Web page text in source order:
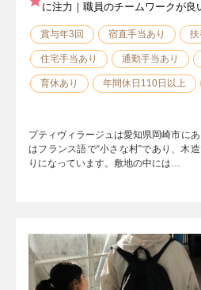
に注力｜職員のチームワークが良
賞与年3回 宿直手当あり 扶
住宅手当あり 通勤手当あり
育休あり 年間休日110日以上
プティヴィラージュは愛知県岡崎市に
はフランス語で“小さな村”であり、木
りになっています。敷地の中には…